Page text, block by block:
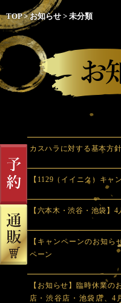
TOP>お知らせ > 未分類
カスハラに対する基本方針
【1129（イイニク）キャ
【六本木・渋谷・池袋】
【キャンペーンのお知
ペーン
【お知らせ】臨時休業の
店・渋谷店・池袋店、4